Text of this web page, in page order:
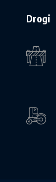
Drogi